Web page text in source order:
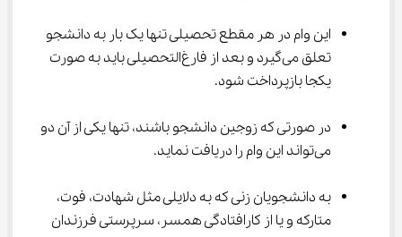
این وام در هر مقطع تحصیلی تنها یک بار به دانشجو
تعلق می‌گیرد و بعد از فارغ‌التحصیلی باید به صورت
یکجا بازپرداخت شود.
در صورتی که زوجین دانشجو باشند، تنها یکی از آن دو
می‌تواند این وام را دریافت نماید.
به دانشجویان زنی که به دلایلی مثل شهادت، فوت،
متارکه و یا از کارافتادگی همسر، سرپرستی فرزندان